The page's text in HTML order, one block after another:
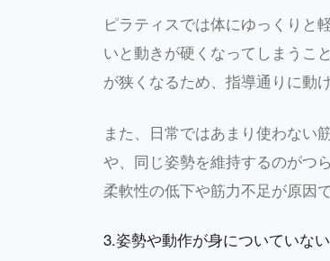
ピラティスでは体にゆっくりと
いと動きが硬くなってしまうこ
が狭くなるため、指導通りに動
また、日常ではあまり使わない
や、同じ姿勢を維持するのがつ
柔軟性の低下や筋力不足が原因で
3.姿勢や動作が身についていない